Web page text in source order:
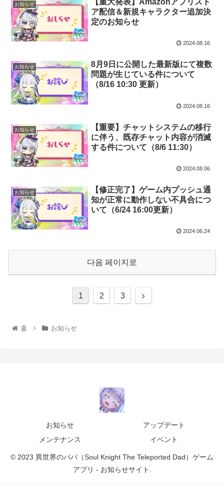
お知らせ
【重大発表】Amazonアプリスト
ア配信＆新規キャラクター追加決
定のお知らせ
2024.08.16
お知らせ
8月9日に公開した最新版にて複数
問題が生じている件について
（8/16 10:30 更新）
2024.08.16
お知らせ
【重要】チャットシステムの移行
に伴う、既存チャット内容が消滅
する件について（8/6 11:30）
2024.08.06
お知らせ
【修正完了】ゲーム内プッシュ通
知が正常に動作しない不具合につ
いて（6/24 16:00更新）
2024.06.24
다음 페이지로
1 2 3
홈 お知らせ
お知らせ
アップデート
メンテナンス
イベント
© 2023 異世界のパパ（Soul Knight The Teleported Dad）ゲーム
アプリ - お知らせサイト.